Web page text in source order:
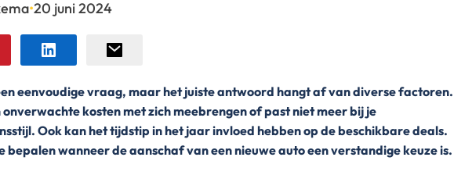
•20 juni 2024
eenvoudige vraag, maar het juiste antwoord hangt af van diverse factoren.
kosten met zich meebrengen of past niet meer bij je
Ook kan het tijdstip in het jaar invloed hebben op de beschikbare deals.
bepalen wanneer de aanschaf van een nieuwe auto een verstandige keuze is.